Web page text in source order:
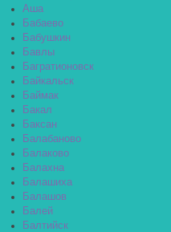
Аша
Бабаево
Бабушкин
Бавлы
Багратионовск
Байкальск
Баймак
Бакал
Баксан
Балабаново
Балаково
Балахна
Балашиха
Балашов
Балей
Балтийск